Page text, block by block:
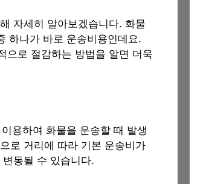
자세히 알아보겠습니다. 화물
하나가 바로 운송비용인데요.
으로 절감하는 방법을 알면 더욱
용하여 화물을 운송할 때 발생
로 거리에 따라 기본 운송비가
동될 수 있습니다.